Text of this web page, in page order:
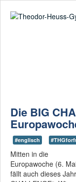
Die BIG
#englisch
Mitten in die
Europawoche (6.
fällt auch dieses